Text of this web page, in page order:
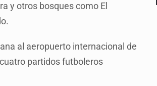
y otros bosques como El
al aeropuerto internacional de
partidos futboleros